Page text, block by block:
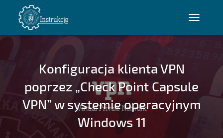
R
C
Z
Konfiguracja klienta VPN
poprzez „Check Point Capsule
VPN” w systemie operacyjnym
Windows 11